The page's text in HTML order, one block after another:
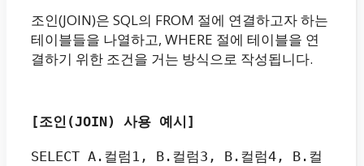
조인(JOIN)은 SQL의 FROM 절에 연결하고자 하는
테이블들을 나열하고, WHERE 절에 테이블을 연
결하기 위한 조건을 거는 방식으로 작성됩니다.
[조인(JOIN) 사용 예시]
SELECT A.컬럼1, B.컬럼3, B.컬럼4, B.컬